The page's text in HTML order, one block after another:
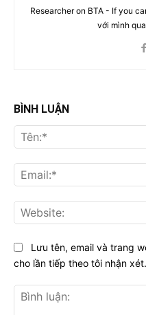
Researcher on BTA - If you
với mình
BÌNH LUẬN
Lưu tên, email và trang
cho lần tiếp theo tôi nhận xét.